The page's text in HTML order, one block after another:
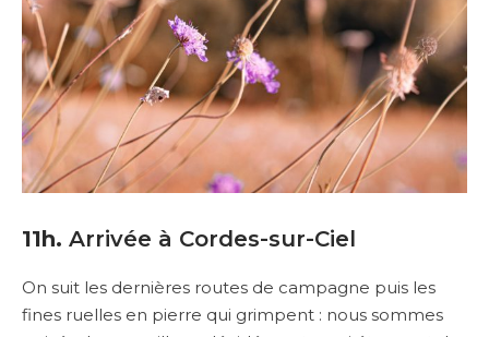
11h. Arrivée à Cordes-sur-Ciel
On suit les dernières routes de campagne puis les
fines ruelles en pierre qui grimpent : nous sommes